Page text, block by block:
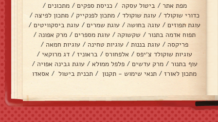
מפת אתר / ביטול עסקה / כניסת ספקים / מתכונים /
כדורי שוקולד / עוגת שוקולד / מתכון לפנקייק / מתכון לפיצה /
עוגת תפוזים / עוגה בחושה / עוגת שמרים / עוגת ביסקוויטים /
תפוח אדמה בתנור / שקשוקה / עוגת מספרים / מרק אפונה /
פריקסה / עוגת בננות / עוגיות טחינה / עוגיות חמאה /
עוגיות שוקולד צ׳יפס / אלפחורס / בראוניז / דג מרוקאי /
עוף בתנור / מרק עדשים / פלפל ממולא / עוגת גבינה אפויה /
מתכון לאורז / תנאי שימוש - תקנון / תכנית בישול / אסאדו